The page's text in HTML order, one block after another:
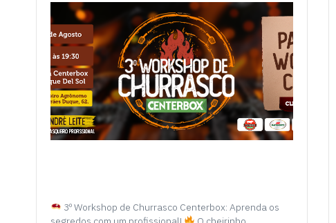
3º Workshop de Churrasco Centerbox: Aprenda os